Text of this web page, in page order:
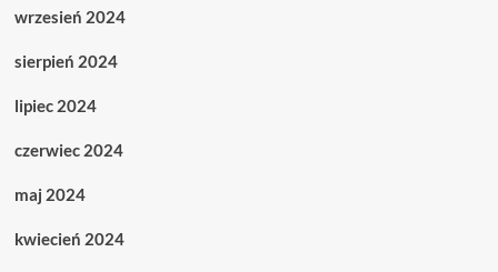
wrzesień 2024
sierpień 2024
lipiec 2024
czerwiec 2024
maj 2024
kwiecień 2024